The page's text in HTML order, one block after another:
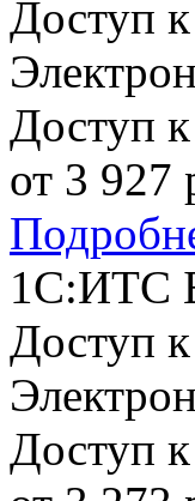
Доступ
Доступ
от 3 927
1С:ИТС
Доступ
Доступ